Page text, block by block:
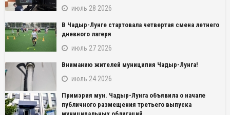
июль 28 2026
В Чадыр-Лунге стартовала четвертая смена летнего
дневного лагеря
июль 27 2026
Вниманию жителей муниципия Чадыр-Лунга!
июль 24 2026
Примэрия мун. Чадыр-Лунга объявила о начале
публичного размещения третьего выпуска
NAME_SOCIAL_TWITTER